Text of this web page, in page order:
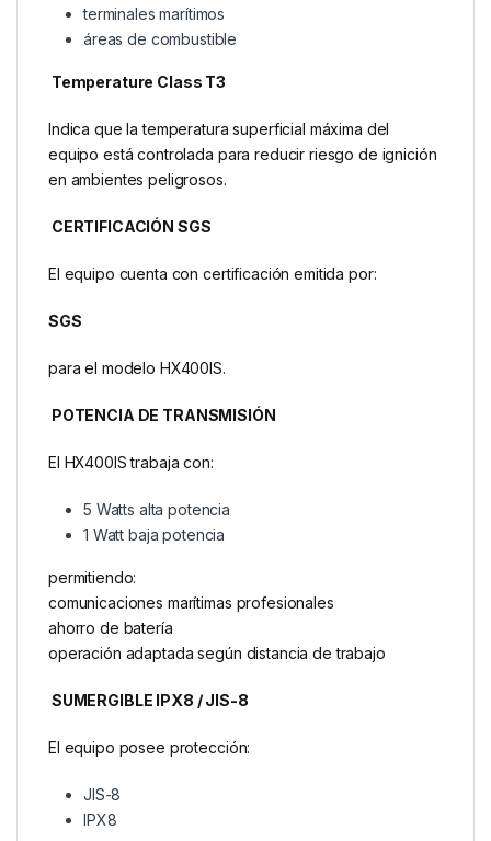
terminales marítimos
áreas de combustible
Temperature Class T3
Indica que la temperatura superficial máxima del
equipo está controlada para reducir riesgo de ignición
en ambientes peligrosos.
CERTIFICACIÓN SGS
El equipo cuenta con certificación emitida por:
SGS
para el modelo HX400IS.
POTENCIA DE TRANSMISIÓN
El HX400IS trabaja con:
5 Watts alta potencia
1 Watt baja potencia
permitiendo:
comunicaciones marítimas profesionales
ahorro de batería
operación adaptada según distancia de trabajo
SUMERGIBLE IPX8 / JIS-8
El equipo posee protección:
JIS-8
IPX8